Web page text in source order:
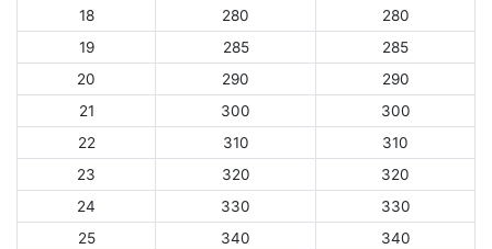
18 280
280
19
285
285
20
290
290
21
300
300
22
310
310
23
320
320
24
330
330
25
340
340